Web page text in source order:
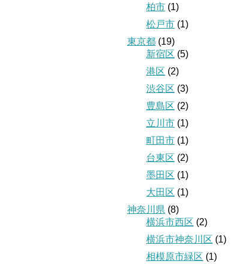
柏市 (1)
松戸市 (1)
東京都 (19)
新宿区 (5)
港区 (2)
渋谷区 (3)
豊島区 (2)
立川市 (1)
町田市 (1)
台東区 (2)
墨田区 (1)
大田区 (1)
神奈川県 (8)
横浜市西区 (2)
横浜市神奈川区 (1)
相模原市緑区 (1)